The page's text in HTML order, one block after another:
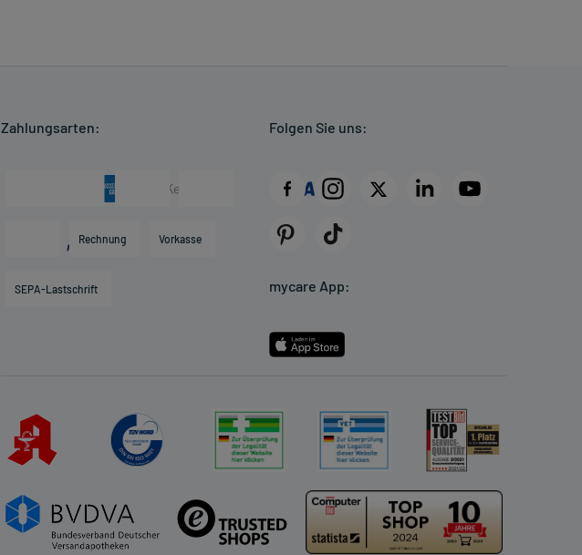
Zahlungsarten:
Rechnung Vorkasse
SEPA-Lastschrift
Folgen Sie uns:
mycare App: